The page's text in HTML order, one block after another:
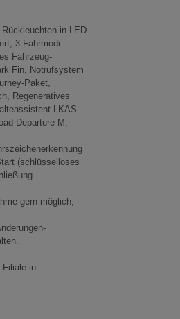
gern möglich,
Filiale in